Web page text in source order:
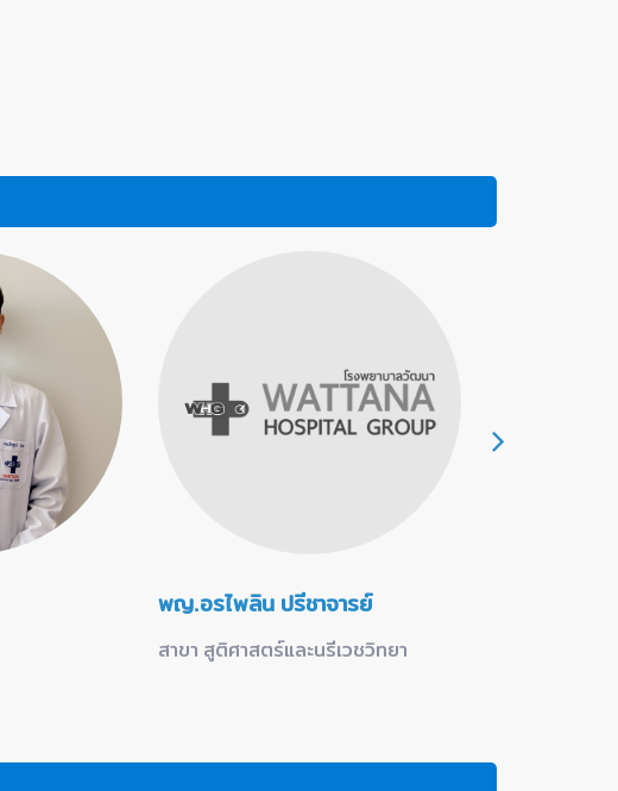
พญ.อรไพลิน ปรีชาจารย์
สาขา สูติศาสตร์และนรีเวชวิทยา